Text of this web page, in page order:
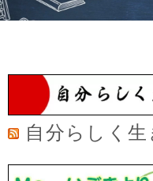
自分らしく生